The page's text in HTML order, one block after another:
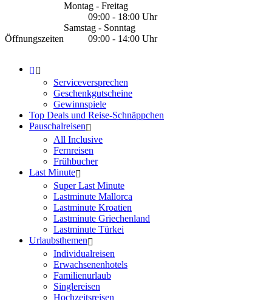
Öffnungszeiten
Montag - Freitag
09:00 - 18:00 Uhr
Samstag - Sonntag
09:00 - 14:00 Uhr
Serviceversprechen
Geschenkgutscheine
Gewinnspiele
Top Deals und Reise-Schnäppchen
Pauschalreisen
All Inclusive
Fernreisen
Frühbucher
Last Minute
Super Last Minute
Lastminute Mallorca
Lastminute Kroatien
Lastminute Griechenland
Lastminute Türkei
Urlaubsthemen
Individualreisen
Erwachsenenhotels
Familienurlaub
Singlereisen
Hochzeitsreisen